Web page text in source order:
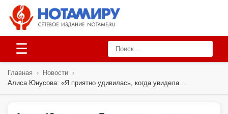
☰
Главная › Новости ›
Алиса Юнусова: «Я приятно удивилась, когда увидела...